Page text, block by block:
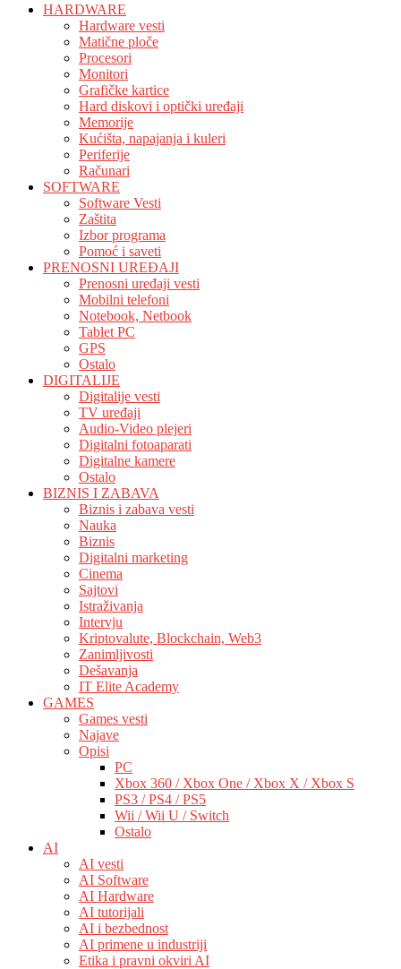
HARDWARE
Hardware vesti
Matične ploče
Procesori
Monitori
Grafičke kartice
Hard diskovi i optički uređaji
Memorije
Kućišta, napajanja i kuleri
Periferije
Računari
SOFTWARE
Software Vesti
Zaštita
Izbor programa
Pomoć i saveti
PRENOSNI UREĐAJI
Prenosni uređaji vesti
Mobilni telefoni
Notebook, Netbook
Tablet PC
GPS
Ostalo
DIGITALIJE
Digitalije vesti
TV uređaji
Audio-Video plejeri
Digitalni fotoaparati
Digitalne kamere
Ostalo
BIZNIS I ZABAVA
Biznis i zabava vesti
Nauka
Biznis
Digitalni marketing
Cinema
Sajtovi
Istraživanja
Intervju
Kriptovalute, Blockchain, Web3
Zanimljivosti
Dešavanja
IT Elite Academy
GAMES
Games vesti
Najave
Opisi
PC
Xbox 360 / Xbox One / Xbox X / Xbox S
PS3 / PS4 / PS5
Wii / Wii U / Switch
Ostalo
AI
AI vesti
AI Software
AI Hardware
AI tutorijali
AI i bezbednost
AI primene u industriji
Etika i pravni okviri AI